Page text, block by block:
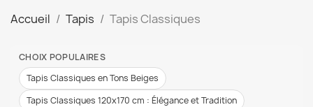
Accueil Tapis Tapis Classiques
CHOIX POPULAIRES
Tapis Classiques en Tons Beiges
Tapis Classiques 120x170 cm : Élégance et Tradition